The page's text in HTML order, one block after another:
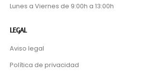
Lunes a Viernes de 9:00h a 13:00h
LEGAL
Aviso legal
Política de privacidad